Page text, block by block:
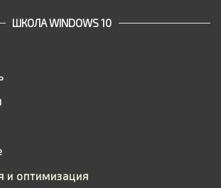
ШКОЛА WINDOWS 10
и оптимизация